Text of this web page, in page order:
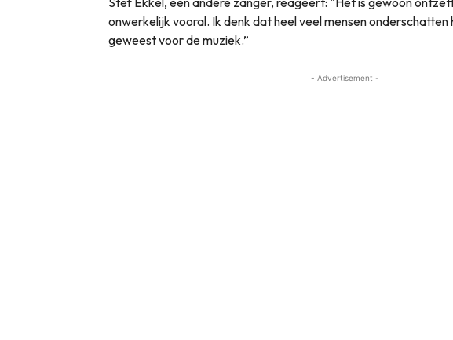
onwerkelijk vooral. Ik denk dat heel veel mensen onderschatten
geweest voor de muziek.”
- Advertisement -